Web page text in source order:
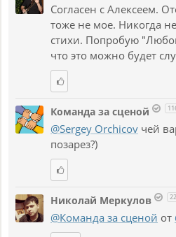
Согласен с Алексеем.
тоже не мое. Никогда
стихи. Попробую
что это можно будет
Команда за сценой
@Sergey Orchicov чей
позарез?)
Николай Меркулов
@Команда за сценой от